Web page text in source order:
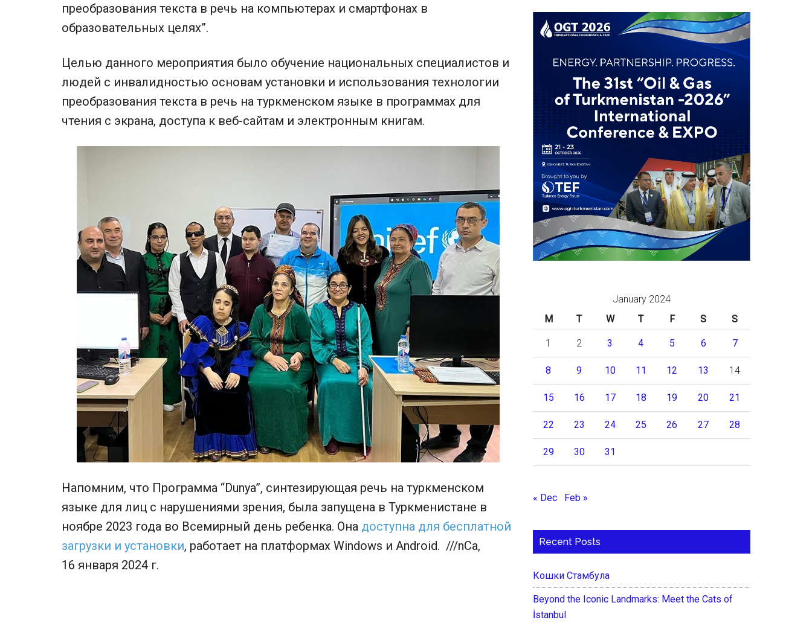
преобразования текста в речь на компьютерах и смартфонах в
образовательных целях”.
Целью данного мероприятия было обучение национальных специалистов и
людей с инвалидностью основам установки и использования технологии
преобразования текста в речь на туркменском языке в программах для
чтения с экрана, доступа к веб-сайтам и электронным книгам.
Напомним, что Программа “Dunya”, синтезирующая речь на туркменском
языке для лиц с нарушениями зрения, была запущена в Туркменистане в
ноябре 2023 года во Всемирный день ребенка. Она доступна для бесплатной
загрузки и установки, работает на платформах Windows и Android. ///nCa,
16 января 2024 г.
January 2024
M
T W T F S S
1 2 3 4 5 6 7
8 9 10 11 12 13 14
15 16 17 18 19 20 21
22 23 24 25 26 27 28
29 30 31
« Dec Feb »
Recent Posts
Кошки Стамбула
Beyond the Iconic Landmarks: Meet the Cats of
İstanbul